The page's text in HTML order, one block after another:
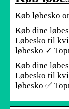
Køb løbesko
Køb dine
Løbesko til
løbesko ✓
Køb dine
Løbesko til
løbesko ✅